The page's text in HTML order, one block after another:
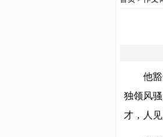
他
独领风
才，人